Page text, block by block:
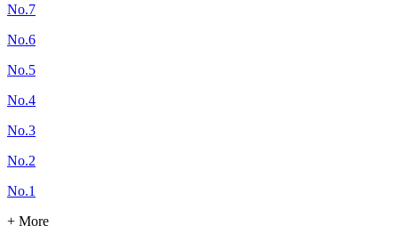
No.7
No.6
No.5
No.4
No.3
No.2
No.1
+ More